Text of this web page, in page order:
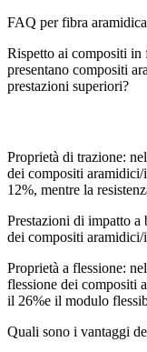
FAQ per fibra aramidica
Rispetto ai compositi
presentano compositi
prestazioni superiori?
Proprietà di trazione:
dei compositi
12%, mentre la
Prestazioni di impatto a
dei compositi
Proprietà a flessione:
flessione dei compositi
il 26%e il modulo
Quali sono i vantaggi